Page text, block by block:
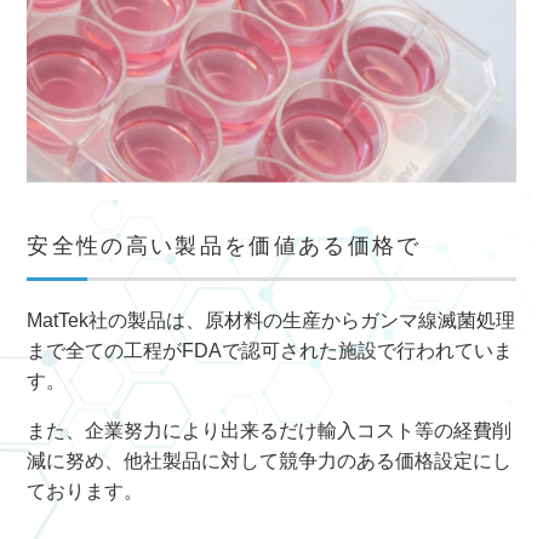
安全性の高い製品を価値ある価格で
MatTek社の製品は、原材料の生産からガンマ線滅菌処理
まで全ての工程がFDAで認可された施設で行われていま
す。
また、企業努力により出来るだけ輸入コスト等の経費削
減に努め、他社製品に対して競争力のある価格設定にし
ております。